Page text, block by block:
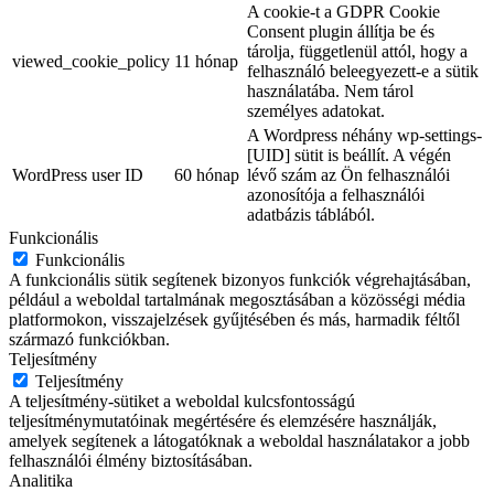
viewed_cookie_policy 11 hónap
A cookie-t a GDPR Cookie
Consent plugin állítja be és
tárolja, függetlenül attól, hogy a
felhasználó beleegyezett-e a sütik
használatába. Nem tárol
személyes adatokat.
WordPress user ID 60 hónap
A Wordpress néhány wp-settings-
[UID] sütit is beállít. A végén
lévő szám az Ön felhasználói
azonosítója a felhasználói
adatbázis táblából.
Funkcionális
Funkcionális
A funkcionális sütik segítenek bizonyos funkciók végrehajtásában,
például a weboldal tartalmának megosztásában a közösségi média
platformokon, visszajelzések gyűjtésében és más, harmadik féltől
származó funkciókban.
Teljesítmény
Teljesítmény
A teljesítmény-sütiket a weboldal kulcsfontosságú
teljesítménymutatóinak megértésére és elemzésére használják,
amelyek segítenek a látogatóknak a weboldal használatakor a jobb
felhasználói élmény biztosításában.
Analitika